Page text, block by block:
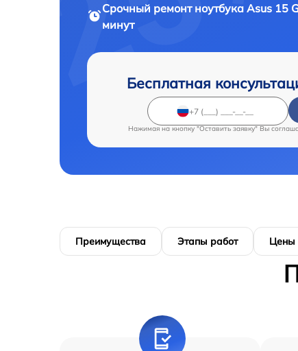
Срочный ремонт ноутбука Asus 15
минут
Бесплатная
Нажимая на кнопку "Оставить заявку" Вы
Преимущества Этапы работ Цены